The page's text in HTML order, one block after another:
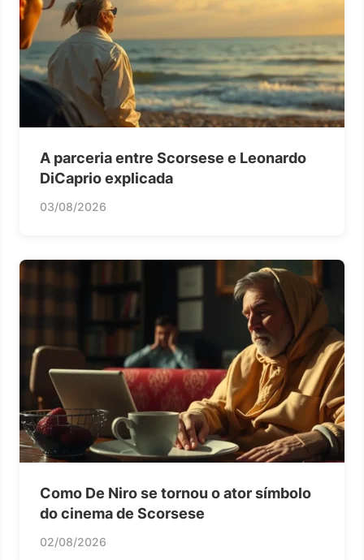
A parceria entre Scorsese e Leonardo
DiCaprio explicada
03/08/2026
Como De Niro se tornou o ator símbolo
do cinema de Scorsese
02/08/2026